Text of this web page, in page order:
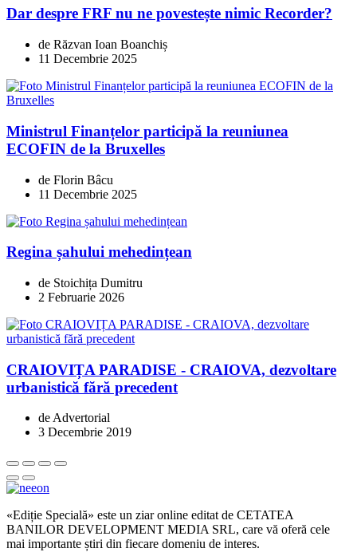
Dar despre FRF nu ne povestește nimic Recorder?
de Răzvan Ioan Boanchiș
11 Decembrie 2025
Ministrul Finanțelor participă la reuniunea
ECOFIN de la Bruxelles
de Florin Bâcu
11 Decembrie 2025
Regina șahului mehedințean
de Stoichița Dumitru
2 Februarie 2026
CRAIOVIȚA PARADISE - CRAIOVA, dezvoltare
urbanistică fără precedent
de Advertorial
3 Decembrie 2019
«Ediție Specială» este un ziar online editat de CETATEA
BANILOR DEVELOPMENT MEDIA SRL, care vă oferă cele
mai importante știri din fiecare domeniu de interes.